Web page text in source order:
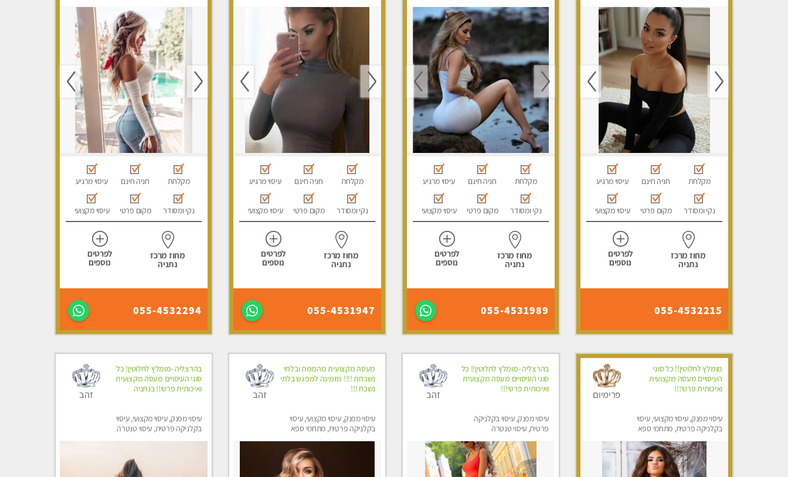
מקלחת חניה חינם עיסוי מרגיע
נקי ומסודר מקום פרטי עיסוי מקצועי
מחוז מרכז
נתניה
לפרטים
נוספים
055-4532215
טנטרה
מקלחת חניה חינם עיסוי מרגיע
נקי ומסודר מקום פרטי עיסוי מקצועי
מחוז מרכז
נתניה
לפרטים
נוספים
055-4531989
מקלחת חניה חינם עיסוי מרגיע
נקי ומסודר מקום פרטי עיסוי מקצועי
מחוז מרכז
נתניה
לפרטים
נוספים
055-4531947
מקלחת חניה חינם עיסוי מרגיע
נקי ומסודר מקום פרטי עיסוי מקצועי
מחוז מרכז
נתניה
לפרטים
נוספים
055-4532294
מומלץ לחלוטין!! כל סוגי
העיסויים מעסה מקצועית
ואיכותית פרטי!!!
עיסוי מפנק, עיסוי מקצועי, עיסוי
בקלניקה פרטית, מתחמי ספא
פרימיום
בהרצליה -מומלץ לחלוטין!! כל
סוגי העיסויים מעסה מקצועית
ואיכותית פרטי!!!
עיסוי מפנק, עיסוי בקלניקה
פרטית, עיסוי טנטרה
זהב
מעסה מקצועית מהממת ובלתי
נשכחת !!!! מזמינה למפגש בלתי
נשכח !!!
עיסוי מפנק, עיסוי מקצועי, עיסוי
בקלניקה פרטית, מתחמי ספא
זהב
בהרצליה -מומלץ לחלוטין! כל
סוגי העיסויים מעסה מקצועית
ואיכותית פרטי!! בנתניה
עיסוי מפנק, עיסוי מקצועי, עיסוי
בקלניקה פרטית, עיסוי טנטרה
זהב